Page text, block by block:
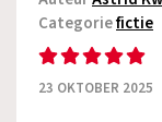
Categoriefictie
23 OKTOBER 2025